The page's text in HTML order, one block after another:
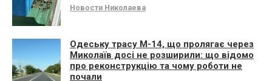
Новости Николаева
Одеську трасу М-14, що пролягає через
Миколаїв досі не розширили: що відомо
про реконструкцію та чому роботи не
почали